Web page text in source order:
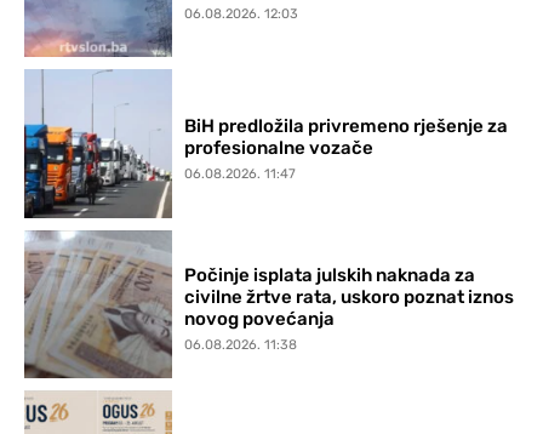
06.08.2026. 12:03
BiH predložila privremeno rješenje za
profesionalne vozače
06.08.2026. 11:47
Počinje isplata julskih naknada za
civilne žrtve rata, uskoro poznat iznos
novog povećanja
06.08.2026. 11:38